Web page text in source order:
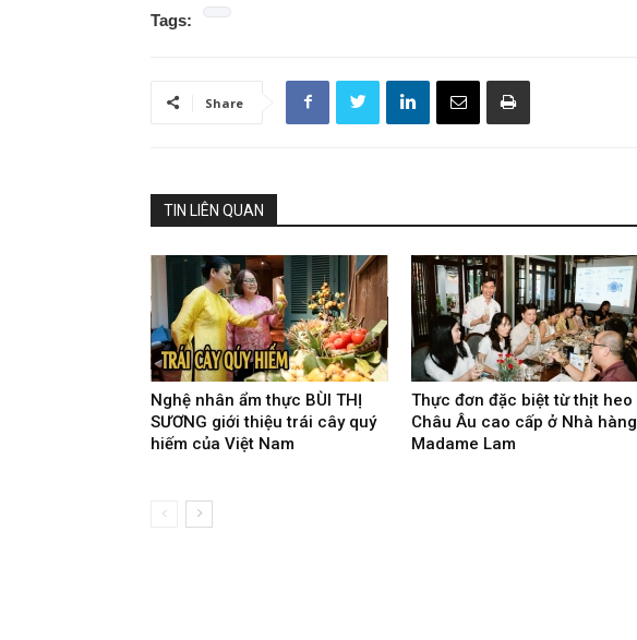
Tags:
Share
TIN LIÊN QUAN
Nghệ nhân ẩm thực BÙI THỊ
SƯƠNG giới thiệu trái cây quý
hiếm của Việt Nam
Thực đơn đặc biệt từ thịt heo
Châu Âu cao cấp ở Nhà hàng
Madame Lam